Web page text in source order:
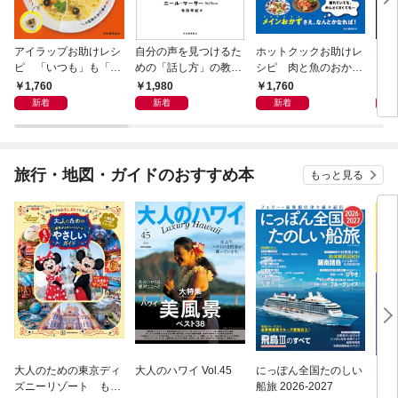
アイラップお助けレシ
ピ 「いつも」も「も
しも」もおいしい！
1,760
新着
自分の声を見つけるた
めの「話し方」の教
室 Ｏｒａｃｙ（オラ
シー）
1,980
新着
ホットクックお助けレ
シピ 肉と魚のおか
ず 少ない材料＆調味
料で、あとはスイッチ
1,760
新着
な
旅行・地図・ガイドのおすすめ本 もっと見る
大人のための東京ディ
ズニーリゾート もっ
大人のハワイ Vol.45
にっぽん全国たのしい
船旅 2026-2027